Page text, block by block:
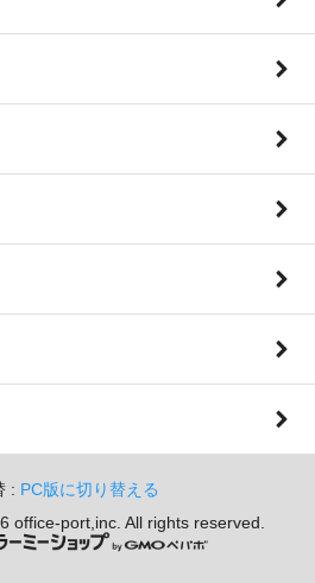
: PC版に切り替える
office-port,inc. All rights reserved.